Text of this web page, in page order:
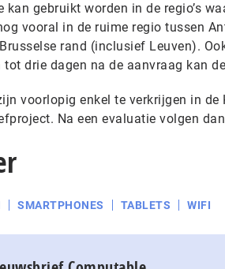
kan gebruikt worden in de regio’s
vooral in de ruime regio tussen
rand (inclusief Leuven).
tot drie dagen na de aanvraag kan
voorlopig enkel te verkrijgen in
Na een evaluatie volgen
SMARTPHONES TABLETS WIFI